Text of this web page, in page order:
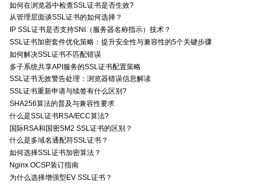
如何在浏览器中检查SSL证书是否生效?
从管理层面谈SSL证书的如何选择？
IP SSL证书是否支持SNI（服务器名称指示）技术？
SSL证书加密套件优化策略：提升安全性与兼容性的5个关键步骤
如何解决SSL证书不匹配错误
多子系统共享API服务的SSL证书配置策略
SSL证书无效警告处理：浏览器错误信息解读
SSL证书重新申请与续签有什么区别?
SHA256算法的普及与兼容性要求
什么是SSL证书RSA/ECC算法?
国际RSA和国密SM2 SSL证书的区别？
什么是多域名通配符SSL证书？
如何选择SSL证书加密算法？
Nginx OCSP装订指南
为什么选择增强型EV SSL证书？